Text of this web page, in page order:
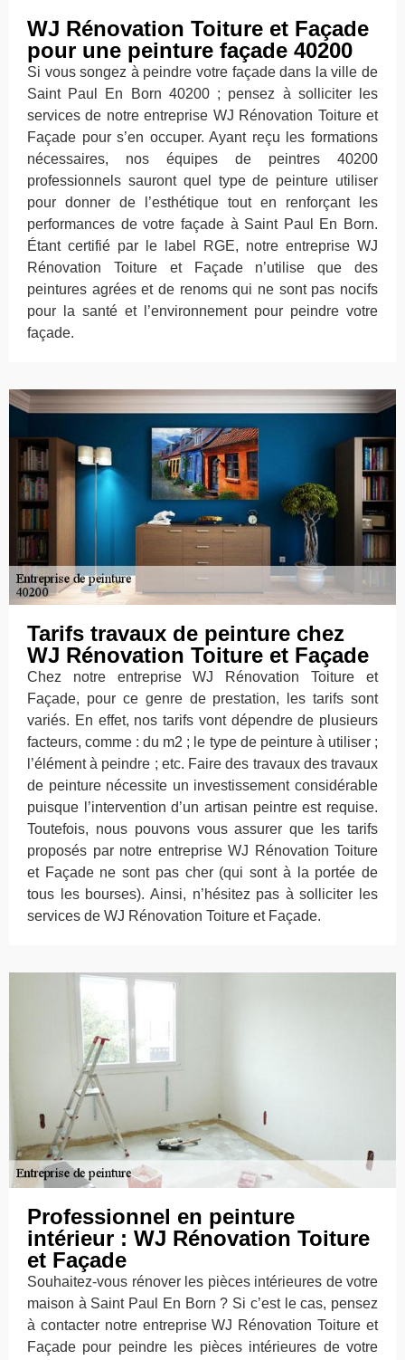
WJ Rénovation Toiture et Façade
pour une peinture façade 40200
Si vous songez à peindre votre façade dans la ville de
Saint Paul En Born 40200 ; pensez à solliciter les
services de notre entreprise WJ Rénovation Toiture et
Façade pour s’en occuper. Ayant reçu les formations
nécessaires, nos équipes de peintres 40200
professionnels sauront quel type de peinture utiliser
pour donner de l’esthétique tout en renforçant les
performances de votre façade à Saint Paul En Born.
Étant certifié par le label RGE, notre entreprise WJ
Rénovation Toiture et Façade n’utilise que des
peintures agrées et de renoms qui ne sont pas nocifs
pour la santé et l’environnement pour peindre votre
façade.
Tarifs travaux de peinture chez
WJ Rénovation Toiture et Façade
Chez notre entreprise WJ Rénovation Toiture et
Façade, pour ce genre de prestation, les tarifs sont
variés. En effet, nos tarifs vont dépendre de plusieurs
facteurs, comme : du m2 ; le type de peinture à utiliser ;
l’élément à peindre ; etc. Faire des travaux des travaux
de peinture nécessite un investissement considérable
puisque l’intervention d’un artisan peintre est requise.
Toutefois, nous pouvons vous assurer que les tarifs
proposés par notre entreprise WJ Rénovation Toiture
et Façade ne sont pas cher (qui sont à la portée de
tous les bourses). Ainsi, n’hésitez pas à solliciter les
services de WJ Rénovation Toiture et Façade.
Professionnel en peinture
intérieur : WJ Rénovation Toiture
et Façade
Souhaitez-vous rénover les pièces intérieures de votre
maison à Saint Paul En Born ? Si c’est le cas, pensez
à contacter notre entreprise WJ Rénovation Toiture et
Façade pour peindre les pièces intérieures de votre